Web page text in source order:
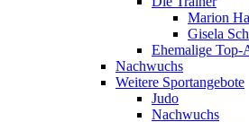
Marion
Gisela
Ehemalige Top-
Nachwuchs
Weitere Sportangebote
Judo
Nachwuchs